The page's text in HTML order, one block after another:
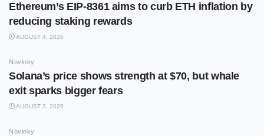
Ethereum’s EIP-8361 aims to curb ETH inflation by
reducing staking rewards
AUGUST 4, 2026
Novinky
Solana’s price shows strength at $70, but whale
exit sparks bigger fears
AUGUST 3, 2026
Novinky